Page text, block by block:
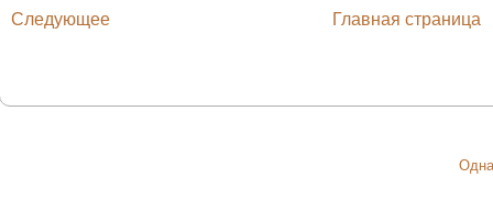
Следующее Главная страница